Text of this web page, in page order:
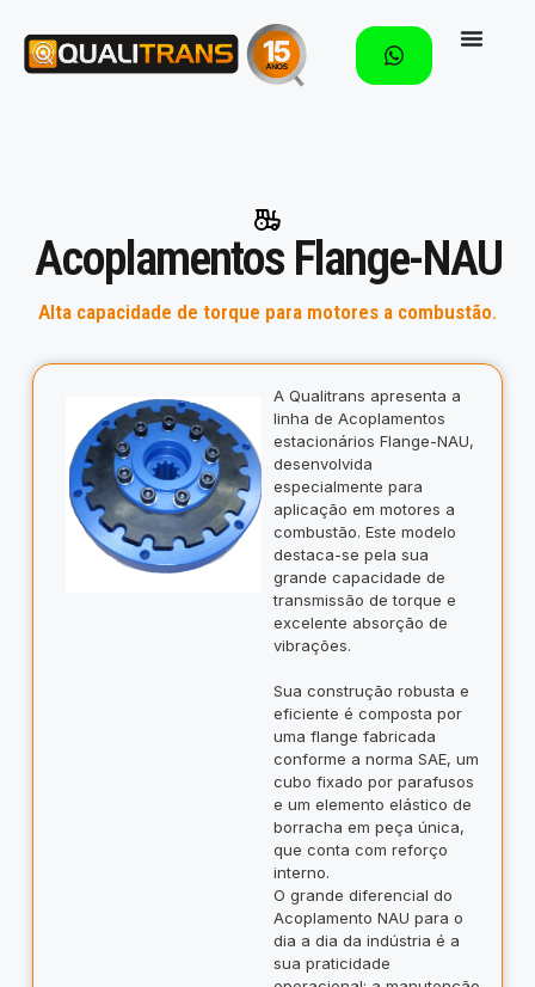
Acoplamentos Flange-NAU
Alta capacidade de torque para motores a combustão.
A Qualitrans apresenta a
linha de Acoplamentos
estacionários Flange-NAU,
desenvolvida
especialmente para
aplicação em motores a
combustão. Este modelo
destaca-se pela sua
grande capacidade de
transmissão de torque e
excelente absorção de
vibrações.
Sua construção robusta e
eficiente é composta por
uma flange fabricada
conforme a norma SAE, um
cubo fixado por parafusos
e um elemento elástico de
borracha em peça única,
que conta com reforço
interno.
O grande diferencial do
Acoplamento NAU para o
dia a dia da indústria é a
sua praticidade